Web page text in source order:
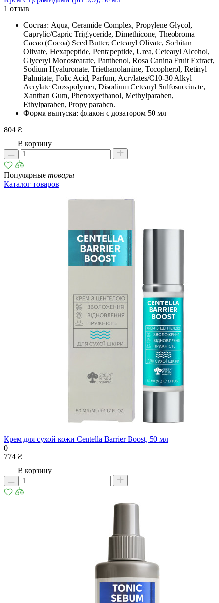
1 отзыв
Состав: Aqua, Ceramide Complex, Propylene Glycol,
Caprylic/Capric Triglyceride, Dimethicone, Theobroma
Cacao (Cocoa) Seed Butter, Cetearyl Olivate, Sorbitan
Olivate, Hexapeptide, Pentapeptide, Urea, Cetearyl Alcohol,
Glyceryl Monostearate, Panthenol, Rosa Canina Fruit Extract,
Sodium Hyaluronate, Triethanolamine, Tocopherol, Retinyl
Palmitate, Folic Acid, Parfum, Acrylates/C10-30 Alkyl
Acrylate Crosspolymer, Disodium Cetearyl Sulfosuccinate,
Xanthan Gum, Phenoxyethanol, Methylparaben,
Ethylparaben, Propylparaben.
Форма выпуска: флакон с дозатором 50 мл
804 ₴
В корзину
Популярные товары
Каталог товаров
Крем для сухой кожи Centella Barrier Boost, 50 мл
0
774 ₴
В корзину